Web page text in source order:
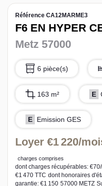
L’équipe sorec
Recrutement
Référence CA12MARME3
F6 EN HYPER
Metz 57000
6 pièce(s)
163 m² E
E Emission GES
Loyer €1 220/
charges comprises
dont charges récupérables:
€1 470 TTC dont honoraires
garantie: €1 150 57000 METZ